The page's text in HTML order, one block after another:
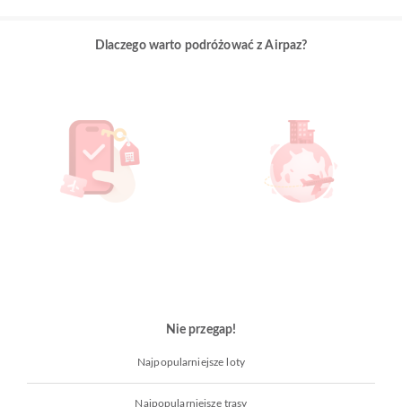
Dlaczego warto podróżować z Airpaz?
Nie przegap!
Najpopularniejsze loty
Najpopularniejsze trasy